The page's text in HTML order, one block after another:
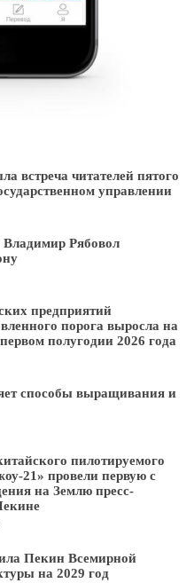
встреча читателей пятого
управлении
Рябовол
предприятий
порога выросла на
полугодии 2026 года
способы выращивания и
пилотируемого
21» провели первую с
на Землю пресс-
Пекин Всемирной
на 2029 год